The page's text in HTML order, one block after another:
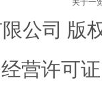
关于一
公司 版
营许可